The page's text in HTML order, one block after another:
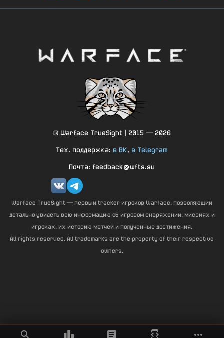
© Warface TrueSight | 2015 — 2026
Тех. поддержка: в ВК, в Telegram
Почта: feedback@wfts.su
Warface TrueSight — первый tracker игроков Warface, позволяющий
детально увидеть всю информацию об игровом снаряжении, миссиях и
игроках, их историю матчей и полученные достижения.
All rights reserved. All trademarks are the property of their respective
owners.